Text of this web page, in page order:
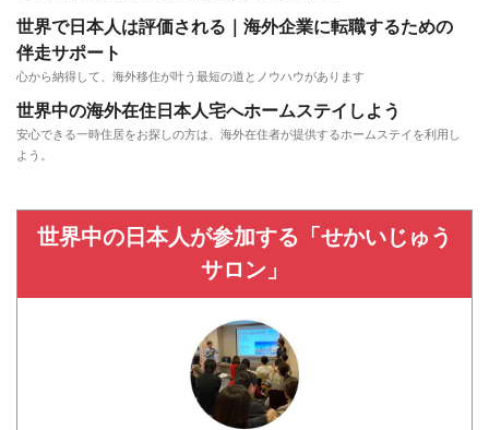
世界で日本人は評価される｜海外企業に転職するための
伴走サポート
心から納得して、海外移住が叶う最短の道とノウハウがあります
世界中の海外在住日本人宅へホームステイしよう
安心できる一時住居をお探しの方は、海外在住者が提供するホームステイを利用し
よう。
世界中の日本人が参加する「せかいじゅう
サロン」